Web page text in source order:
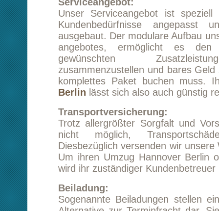
Transportversicherung:
Trotz allergrößter Sorgfalt und Vorsicht ist
nicht möglich, Transportschäden
Diesbezüglich versenden wir unsere Waren
Um ihren Umzug Hannover Berlin optimal
wird ihr zuständiger Kundenbetreuer Sie gern
Beiladung:
Sogenannte Beiladungen stellen eine sehr
Alternative zur Terminfracht dar. Sie sind
Transporttermins flexibel oder können
planen, so können wir Ihnen
Konditionen anbieten. Unsere Firma bietet
Umzug Hannover Berlin die Möglichkeit, die
Rückfahrt durch einen Firmenkunden
lassen, dazu müssen diese Termine nur
passen oder durch unsere Disponenten
werden. Es besteht auch die
Transportmengen zusammenzufassen, was
Kundenberater nach diesem Service und
bemühen, Ihnen das bestmögliche Angebot